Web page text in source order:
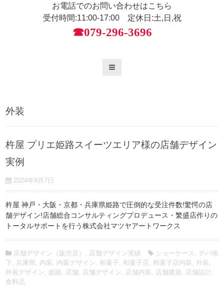
お電話でのお問い合わせはこちら
受付時間:11:00-17:00 定休日:土,日,祝
☎079-296-3696
外装
杵屋 プリエ姫路スイーツエリア様の店舗デザイン
実例
2024年9月7日
杵屋 神戸・大阪・京都・兵庫県姫路で圧倒的な受注件数!驚愕の店
舗デザイン!店舗総合コンサルティングプロデュース・繁盛店作りの
トータルサポートを行う株式会社マツヤアートワークス
店舗デザイン（販売店） , 店舗デザイン実績 ショーケース , デパ地
下, 兵庫県, 内装, 内装デザイン,和菓子,和菓子店,和菓子店内装, 外装,
外装デザイン, 姫路, 店舗, 店舗デザイン, 店舗内装, 店舗建築, 店舗設計 ,
食料品